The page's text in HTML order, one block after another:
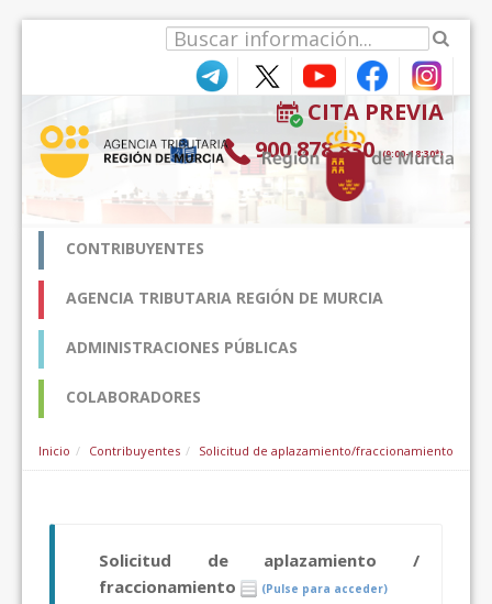
CITA PREVIA
900 878 830 (9:00-18:30*)
CONTRIBUYENTES
AGENCIA TRIBUTARIA REGIÓN DE MURCIA
ADMINISTRACIONES PÚBLICAS
COLABORADORES
Inicio Contribuyentes Solicitud de aplazamiento/fraccionamiento
Solicitud de aplazamiento /
fraccionamiento
(Pulse para acceder)